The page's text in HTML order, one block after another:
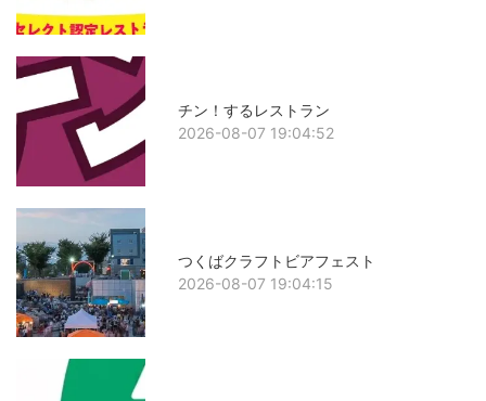
チン！するレストラン
2026-08-07 19:04:52
つくばクラフトビアフェスト
2026-08-07 19:04:15